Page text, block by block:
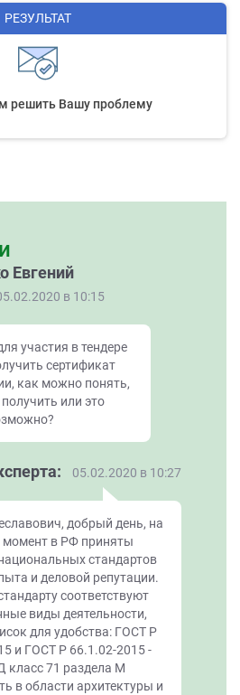
РЕЗУЛЬТАТ
решить Вашу проблему
Евгений
в 10:15
участия в тендере
сертификат
как можно понять,
или это
05.02.2020 в 10:27
добрый день, на
в РФ приняты
стандартов
и деловой репутации.
соответствуют
виды деятельности,
для удобства: ГОСТ Р
и ГОСТ Р 66.1.02-2015 -
класс 71 раздела М
в области архитектуры и